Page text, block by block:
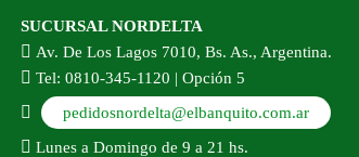
SUCURSAL NORDELTA
Av. De Los Lagos 7010, Bs. As., Argentina.
Tel: 0810-345-1120 | Opción 5
pedidosnordelta@elbanquito.com.ar
Lunes a Domingo de 9 a 21 hs.